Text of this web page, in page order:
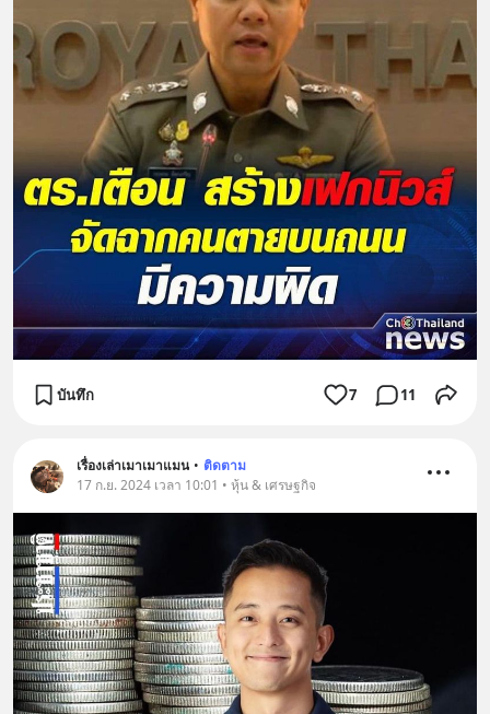
บันทึก 7 11
เรื่องเล่าเมาเมาแมน • ติดตาม
17 ก.ย. 2024 เวลา 10:01 • หุ้น & เศรษฐกิจ